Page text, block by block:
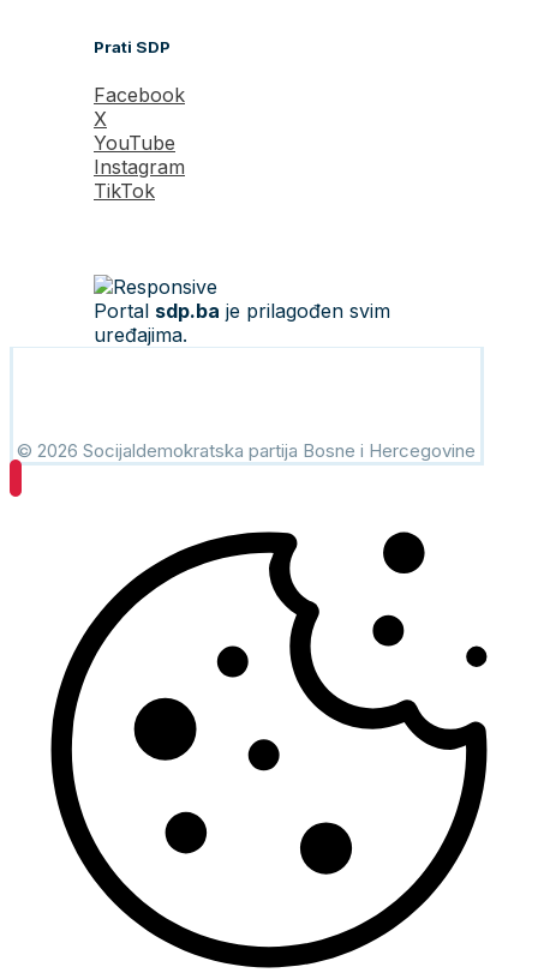
Prati SDP
Facebook
X
YouTube
Instagram
TikTok
Portal sdp.ba je prilagođen svim
uređajima.
© 2026 Socijaldemokratska partija Bosne i Hercegovine